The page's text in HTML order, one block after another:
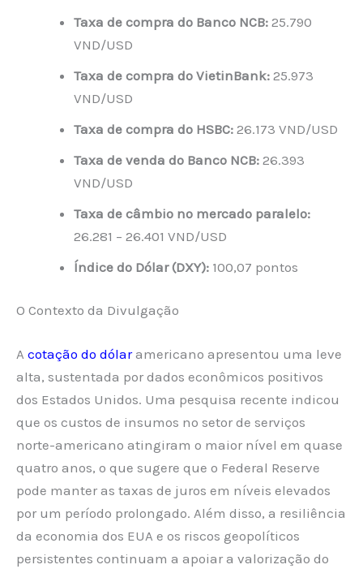
Taxa de compra do Banco NCB: 25.790
VND/USD
Taxa de compra do VietinBank: 25.973
VND/USD
Taxa de compra do HSBC: 26.173 VND/USD
Taxa de venda do Banco NCB: 26.393
VND/USD
Taxa de câmbio no mercado paralelo:
26.281 – 26.401 VND/USD
Índice do Dólar (DXY): 100,07 pontos
O Contexto da Divulgação
A cotação do dólaramericano apresentou uma leve
alta, sustentada por dados econômicos positivos
dos Estados Unidos. Uma pesquisa recente indicou
que os custos de insumos no setor de serviços
norte-americano atingiram o maior nível em quase
quatro anos, o que sugere que o Federal Reserve
pode manter as taxas de juros em níveis elevados
por um período prolongado. Além disso, a resiliência
da economia dos EUA e os riscos geopolíticos
persistentes continuam a apoiar a valorização do